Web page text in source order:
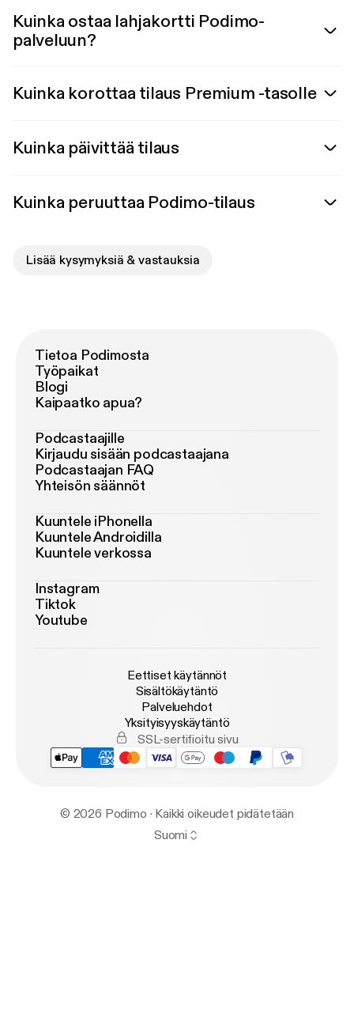
Kuinka ostaa lahjakortti Podimo-
palveluun?
Kuinka korottaa tilaus Premium -tasolle
Kuinka päivittää tilaus
Kuinka peruuttaa Podimo-tilaus
Lisää kysymyksiä & vastauksia
Tietoa Podimosta
Työpaikat
Blogi
Kaipaatko apua?
Podcastaajille
Kirjaudu sisään podcastaajana
Podcastaajan FAQ
Yhteisön säännöt
Kuuntele iPhonella
Kuuntele Androidilla
Kuuntele verkossa
Instagram
Tiktok
Youtube
Eettiset käytännöt
Sisältökäytäntö
Palveluehdot
Yksityisyyskäytäntö
SSL-sertifioitu sivu
© 2026 Podimo · Kaikki oikeudet pidätetään
Suomi